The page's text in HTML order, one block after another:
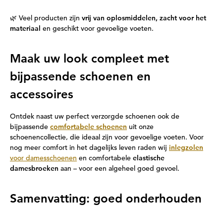
🌿 Veel producten zijn vrij van oplosmiddelen, zacht voor het
materiaal en geschikt voor gevoelige voeten.
Maak uw look compleet met
bijpassende schoenen en
accessoires
Ontdek naast uw perfect verzorgde schoenen ook de
bijpassende comfortabele schoenen uit onze
schoenencollectie, die ideaal zijn voor gevoelige voeten. Voor
nog meer comfort in het dagelijks leven raden wij inlegzolen
voor damesschoenen en comfortabele elastische
damesbroeken aan – voor een algeheel goed gevoel.
Samenvatting: goed onderhouden